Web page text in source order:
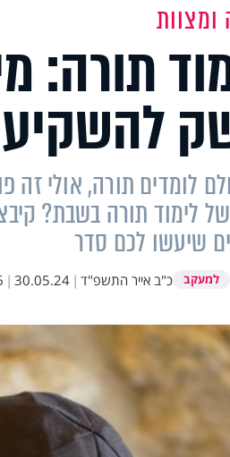
ומצוות
תורה:
להשקיע
לומדים תורה, אולי
לימוד תורה בשבת?
שיעשו לכם סדר
למעקב כ"ב אייר התשפ"ד |
30.05.24
|